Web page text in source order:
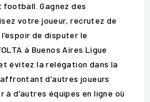
Gagnez des
votre joueur, recrutez de
de disputer le
à Buenos Aires.Ligue
évitez la relégation dans la
affrontant d’autres joueurs
d’autres équipes en ligne où